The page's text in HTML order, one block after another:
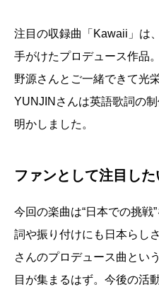
注目の収録曲「Kawaii」は
手がけたプロデュース作品
野源さんとご一緒できて光
YUNJINさんは英語歌詞の
明かしました。
ファンとして注目した
今回の楽曲は“日本での挑戦
詞や振り付けにも日本らし
さんのプロデュース曲とい
目が集まるはず。今後の活